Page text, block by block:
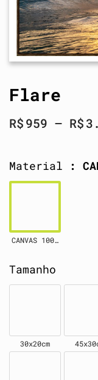
Flare
R$959 – R$
Material :
CANVAS 100% Algodão
Tamanho
30x20cm